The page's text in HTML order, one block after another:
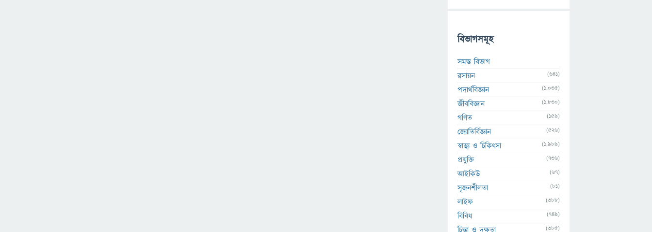
বিভাগসমূহ
সমস্ত বিভাগ
রসায়ন
(641)
পদার্থবিজ্ঞান (1,035)
জীববিজ্ঞান (1,830)
গণিত (159)
জ্যোতির্বিজ্ঞান (526)
স্বাস্থ্য ও চিকিৎসা (1,989)
প্রযুক্তি (736)
আইকিউ (67)
সৃজনশীলতা (81)
লাইফ (388)
বিবিধ (749)
চিন্তা ও দক্ষতা (385)